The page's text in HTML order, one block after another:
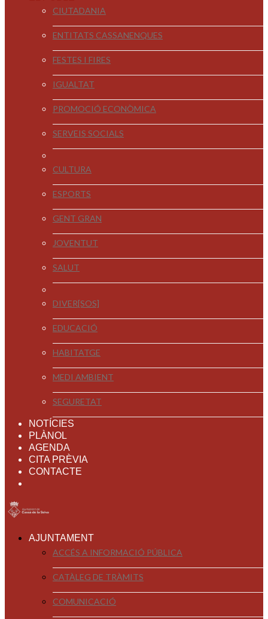
CIUTADANIA
ENTITATS CASSANENQUES
FESTES I FIRES
IGUALTAT
PROMOCIÓ ECONÒMICA
SERVEIS SOCIALS
CULTURA
ESPORTS
GENT GRAN
JOVENTUT
SALUT
DIVER[SOS]
EDUCACIÓ
HABITATGE
MEDI AMBIENT
SEGURETAT
NOTÍCIES
PLÀNOL
AGENDA
CITA PRÈVIA
CONTACTE
AJUNTAMENT
ACCÉS A INFORMACIÓ PÚBLICA
CATÀLEG DE TRÀMITS
COMUNICACIÓ